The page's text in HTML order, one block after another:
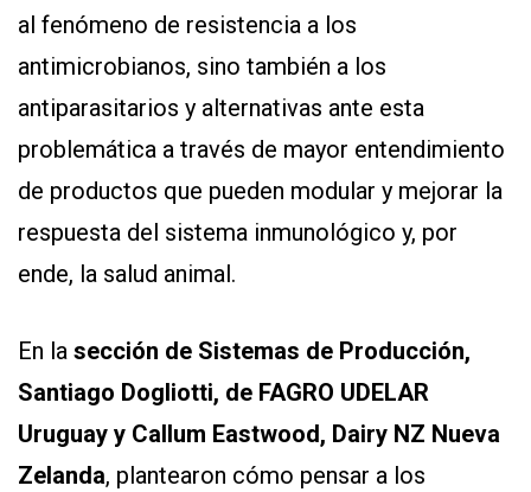
al fenómeno de resistencia a los
antimicrobianos, sino también a los
antiparasitarios y alternativas ante esta
problemática a través de mayor entendimiento
de productos que pueden modular y mejorar la
respuesta del sistema inmunológico y, por
ende, la salud animal.
En la sección de Sistemas de Producción,
Santiago Dogliotti, de FAGRO UDELAR
Uruguay y Callum Eastwood, Dairy NZ Nueva
Zelanda, plantearon cómo pensar a los